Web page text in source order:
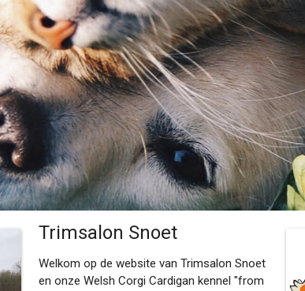
Trimsalon Snoet
Welkom op de website van Trimsalon Snoet
en onze Welsh Corgi Cardigan kennel "from